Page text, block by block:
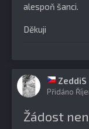
alespoň šanci.
Děkuji
ZeddiS
Přidáno
Žádost